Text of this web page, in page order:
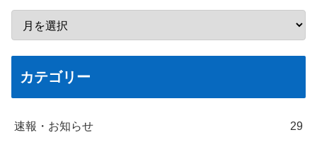
カテゴリー
速報・お知らせ 29